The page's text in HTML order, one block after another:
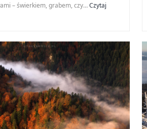
– świerkiem, grabem, czy…Czytaj